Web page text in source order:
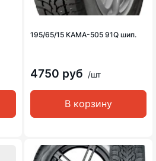
195/65/15 КАМА-505 91Q шип.
4750 руб /шт
В корзину